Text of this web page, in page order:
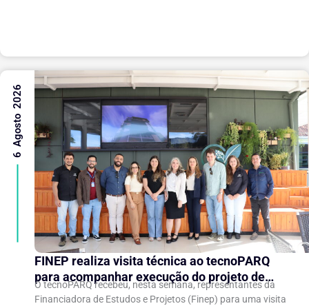
FINEP realiza visita técnica ao tecnoPARQ
para acompanhar execução do projeto de
expansão do Parque Tecnológico
O tecnoPARQ recebeu, nesta semana, representantes da
Financiadora de Estudos e Projetos (Finep) para uma visita
6 Agosto 2026